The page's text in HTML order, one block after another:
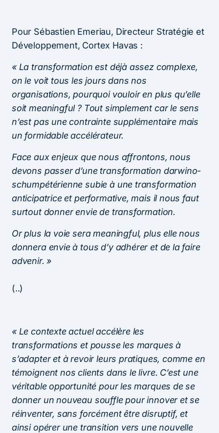
Pour Sébastien Emeriau, Directeur Stratégie et
Développement, Cortex Havas :
« La transformation est déjà assez complexe,
on le voit tous les jours dans nos
organisations, pourquoi vouloir en plus qu’elle
soit meaningful ? Tout simplement car le sens
n’est pas une contrainte supplémentaire mais
un formidable accélérateur.
Face aux enjeux que nous affrontons, nous
devons passer d’une transformation darwino-
schumpétérienne subie à une transformation
anticipatrice et performative, mais il nous faut
surtout donner envie de transformation.
Or plus la voie sera meaningful, plus elle nous
donnera envie à tous d’y adhérer et de la faire
advenir. »
(..)
« Le contexte actuel accélère les
transformations et pousse les marques à
s’adapter et à revoir leurs pratiques, comme en
témoignent nos clients dans le livre. C’est une
véritable opportunité pour les marques de se
donner un nouveau souffle pour innover et se
réinventer, sans forcément être disruptif, et
ainsi opérer une transition vers une nouvelle